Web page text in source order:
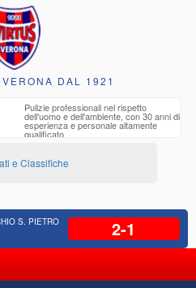
DAL 1921
Pulizie professionali nel rispetto
dell'uomo e dell'ambiente, con 30 anni di
esperienza e personale altamente
qualificato
e Classifiche
S. PIETRO 2-1